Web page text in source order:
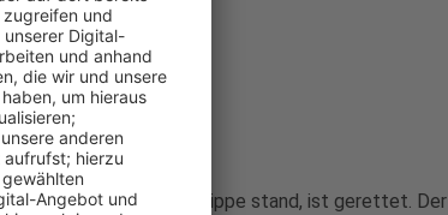
der auf der Kippe stand, ist gerettet. Der